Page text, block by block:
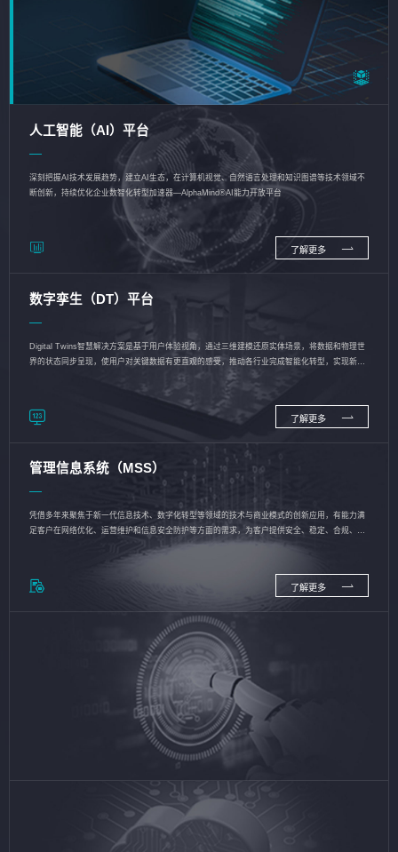
人工智能（AI）平台
深刻把握AI技术发展趋势，建立AI生态，在计算机视觉、自然语言处理和知识图谱等技术领域不
断创新，持续优化企业数智化转型加速器—AlphaMind®AI能力开放平台
了解更多
数字孪生（DT）平台
Digital Twins智慧解决方案是基于用户体验视角，通过三维建模还原实体场景，将数据和物理世
界的状态同步呈现，使用户对关键数据有更直观的感受，推动各行业完成智能化转型，实现新旧
了解更多
管理信息系统（MSS）
凭借多年来聚焦于新一代信息技术、数字化转型等领域的技术与商业模式的创新应用，有能力满
足客户在网络优化、运营维护和信息安全防护等方面的需求，为客户提供安全、稳定、合规、持
了解更多